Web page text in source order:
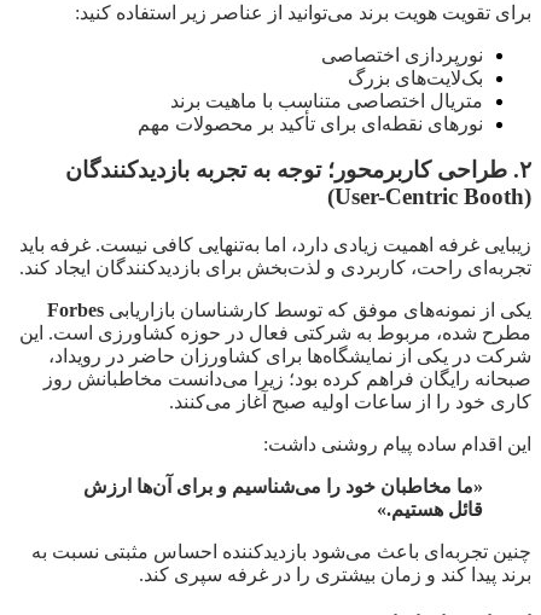
برای تقویت هویت برند می‌توانید از عناصر زیر استفاده کنید:
نورپردازی اختصاصی
بک‌لایت‌های بزرگ
متریال اختصاصی متناسب با ماهیت برند
نورهای نقطه‌ای برای تأکید بر محصولات مهم
۲. طراحی کاربرمحور؛ توجه به تجربه بازدیدکنندگان
(User-Centric Booth)
زیبایی غرفه اهمیت زیادی دارد، اما به‌تنهایی کافی نیست. غرفه باید
تجربه‌ای راحت، کاربردی و لذت‌بخش برای بازدیدکنندگان ایجاد کند.
یکی از نمونه‌های موفق که توسط کارشناسان بازاریابی Forbes
مطرح شده، مربوط به شرکتی فعال در حوزه کشاورزی است. این
شرکت در یکی از نمایشگاه‌ها برای کشاورزان حاضر در رویداد،
صبحانه رایگان فراهم کرده بود؛ زیرا می‌دانست مخاطبانش روز
کاری خود را از ساعات اولیه صبح آغاز می‌کنند.
این اقدام ساده پیام روشنی داشت:
«ما مخاطبان خود را می‌شناسیم و برای آن‌ها ارزش
قائل هستیم.»
چنین تجربه‌ای باعث می‌شود بازدیدکننده احساس مثبتی نسبت به
برند پیدا کند و زمان بیشتری را در غرفه سپری کند.